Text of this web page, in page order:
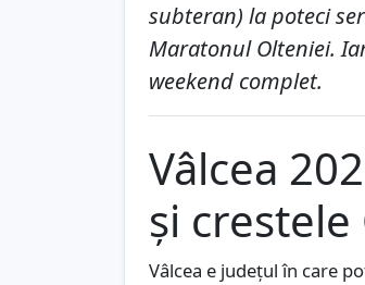
subteran) la poteci
Maratonul Olteniei.
weekend complet.
Vâlcea
și
Vâlcea e județul în care